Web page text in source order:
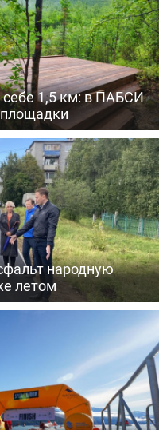
1,5 км: в ПАБСИ
народную
летом